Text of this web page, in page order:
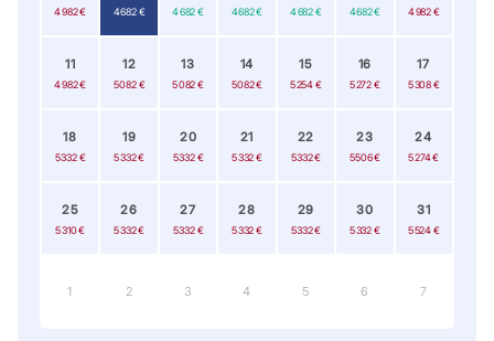
4 982 € 4 682 € 4 682 € 4 682 € 4 682 € 4 682 € 4 982 €
11
4 982 €
12
5 082 €
13
5 082 €
14
5 082 €
15
5 254 €
16
5 272 €
17
5 308 €
18
5 332 €
19
5 332 €
20
5 332 €
21
5 332 €
22
5 332 €
23
5 506 €
24
5 274 €
25
5 310 €
26
5 332 €
27
5 332 €
28
5 332 €
29
5 332 €
30
5 332 €
31
5 524 €
1 2 3 4 5 6 7